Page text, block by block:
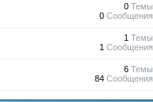
0Темы
0Сообщения
1 Темы
1 Сообщения
6Темы
84Сообщения